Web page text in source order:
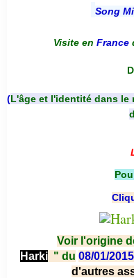
Song
Visite en France
(L'âge et l'identité dans
Voir l'origine
Harki " du 08/01/2015
d'autres